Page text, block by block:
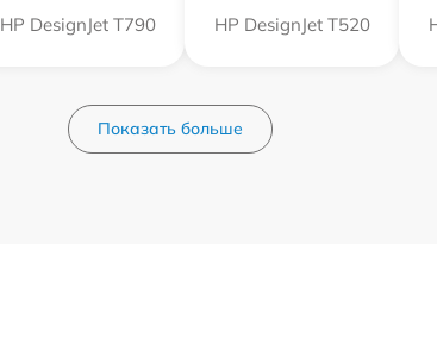
HP DesignJet T790 HP DesignJet T520
Показать больше